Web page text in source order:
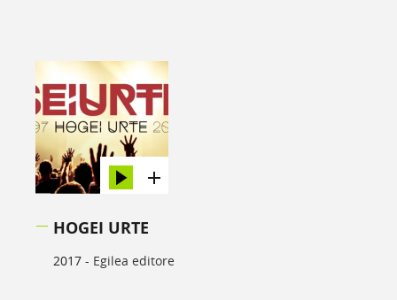
HOGEI URTE
2017 - Egilea editore